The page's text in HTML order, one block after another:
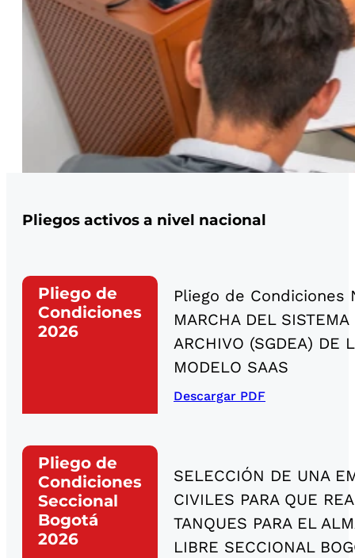
Pliegos activos a nivel nacional
Pliego de
Condiciones
2026
Pliego de Condiciones
MARCHA DEL
ARCHIVO (SGDEA) DE
MODELO SAAS
Descargar PDF
Pliego de
Condiciones
Seccional
Bogotá
2026
SELECCIÓN DE UNA
CIVILES PARA QUE
TANQUES PARA EL
LIBRE SECCIONAL